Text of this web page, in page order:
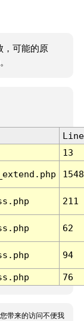
，可能的原
Line
13
1548
211
62
94
76
带来的访问不便我